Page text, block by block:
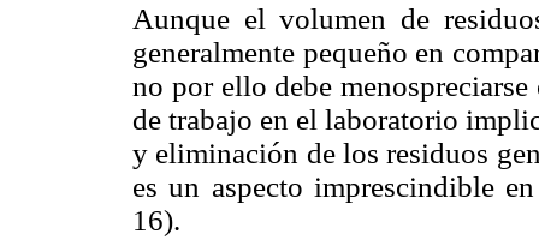
Aunque el volumen de
generalmente pequeño en
no por ello debe
de trabajo en el laboratorio
y eliminación de los residuos
es un aspecto imprescindible
16).